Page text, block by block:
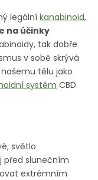
legální kanabinoid,
na účinky
tak dobře
v sobě skrývá
tělu jako
systém CBD
světlo
před slunečním
extrémním